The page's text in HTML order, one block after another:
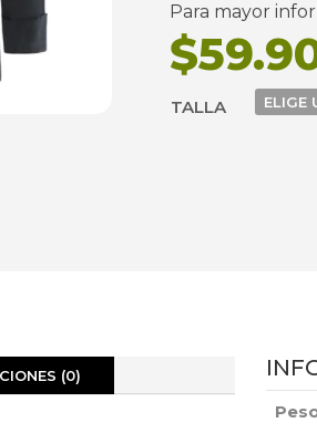
Para mayor
$
TALLA
(0)